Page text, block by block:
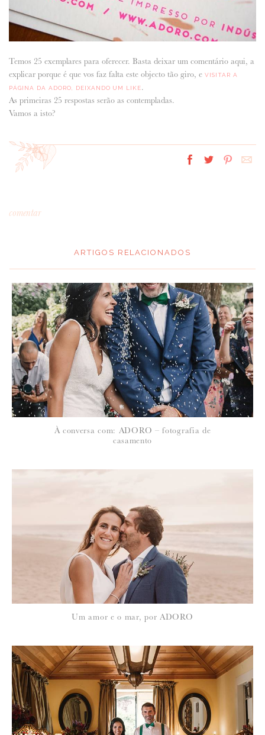
Temos 25 exemplares para oferecer. Basta deixar um comentário aqui, a
explicar porque é que vos faz falta este objecto tão giro, e VISITAR A
PÁGINA DA ADORO, DEIXANDO UM LIKE.
As primeiras 25 respostas serão as contempladas.
Vamos a isto?
comentar
NOME :
Para saber como tratamos e protegemos os seus dados, leia a nossa
3 de Fevereiro de 2014
ANDREA PORTUGAL DEVEZA
é que nem pensem em não guardar um para mim, vou aí busca-lo se
tiver que ser… lol é lindo e eu preciso de um, vai direitinho para a
JO FILIPA
este calendario vai-me lembrar das 365 hipoteses que tenho de ser
mais feliz!
3 de Fevereiro de 2014
ALICE
ARTIGOS RELACIONADOS
À conversa com: ADORO – fotografia de
casamento
Um amor e o mar, por ADORO